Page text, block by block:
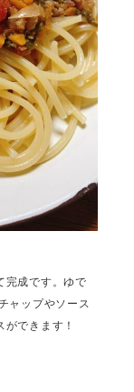
完成です。ゆで
ャップやソース
できます！